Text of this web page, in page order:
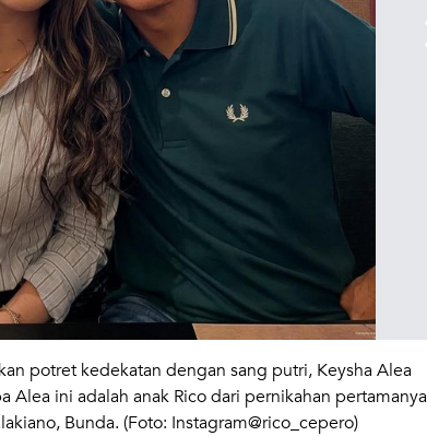
potret kedekatan dengan sang putri, Keysha Alea
Alea ini adalah anak Rico dari pernikahan pertamanya
Bunda. (Foto: Instagram@rico_cepero)